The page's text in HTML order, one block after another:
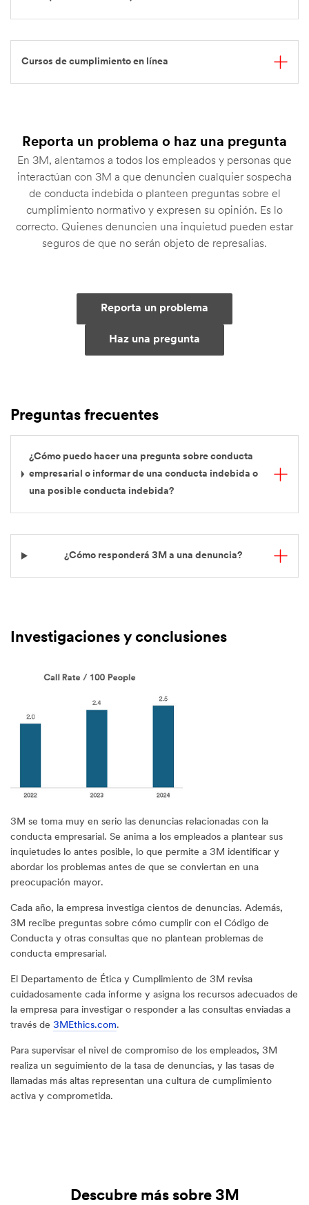
Cursos de cumplimiento en línea
Reporta un problema o haz una pregunta
En 3M, alentamos a todos los empleados y personas que
interactúan con 3M a que denuncien cualquier sospecha
de conducta indebida o planteen preguntas sobre el
cumplimiento normativo y expresen su opinión. Es lo
correcto. Quienes denuncien una inquietud pueden estar
seguros de que no serán objeto de represalias.
Reporta un problema
Haz una pregunta
Preguntas frecuentes
¿Cómo puedo hacer una pregunta sobre conducta
empresarial o informar de una conducta indebida o
una posible conducta indebida?
¿Cómo responderá 3M a una denuncia?
Investigaciones y conclusiones
3M se toma muy en serio las denuncias relacionadas con la
conducta empresarial. Se anima a los empleados a plantear sus
inquietudes lo antes posible, lo que permite a 3M identificar y
abordar los problemas antes de que se conviertan en una
preocupación mayor.
Cada año, la empresa investiga cientos de denuncias. Además,
3M recibe preguntas sobre cómo cumplir con el Código de
Conducta y otras consultas que no plantean problemas de
conducta empresarial.
El Departamento de Ética y Cumplimiento de 3M revisa
cuidadosamente cada informe y asigna los recursos adecuados de
la empresa para investigar o responder a las consultas enviadas a
través de 3MEthics.com.
Para supervisar el nivel de compromiso de los empleados, 3M
realiza un seguimiento de la tasa de denuncias, y las tasas de
llamadas más altas representan una cultura de cumplimiento
activa y comprometida.
Descubre más sobre 3M